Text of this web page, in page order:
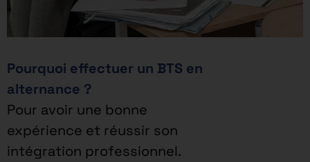
Pourquoi effectuer un BTS en
alternance ?
Pour avoir une bonne
expérience et réussir son
intégration professionnel.